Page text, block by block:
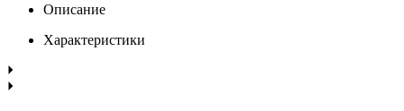
Описание
Характеристики